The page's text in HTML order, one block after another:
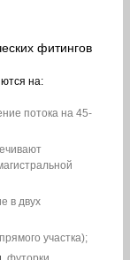
фитингов
на:
потока на 45-
в двух
участка);